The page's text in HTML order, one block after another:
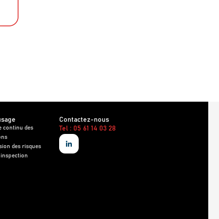
continu des
des risques
Contactez-nous
Tel : 05 61 14 03 28